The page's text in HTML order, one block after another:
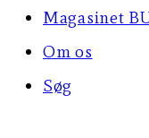
Magasinet
Om os
Søg